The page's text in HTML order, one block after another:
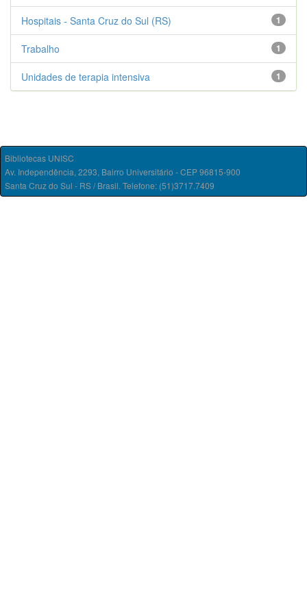
1
Hospitais - Santa Cruz do Sul (RS)
1
Trabalho
1
Unidades de terapia intensiva
Bibliotecas UNISC
Av. Independência, 2293, Bairro Universitário - CEP 96815-900
Santa Cruz do Sul - RS / Brasil. Telefone: (51)3717.7409